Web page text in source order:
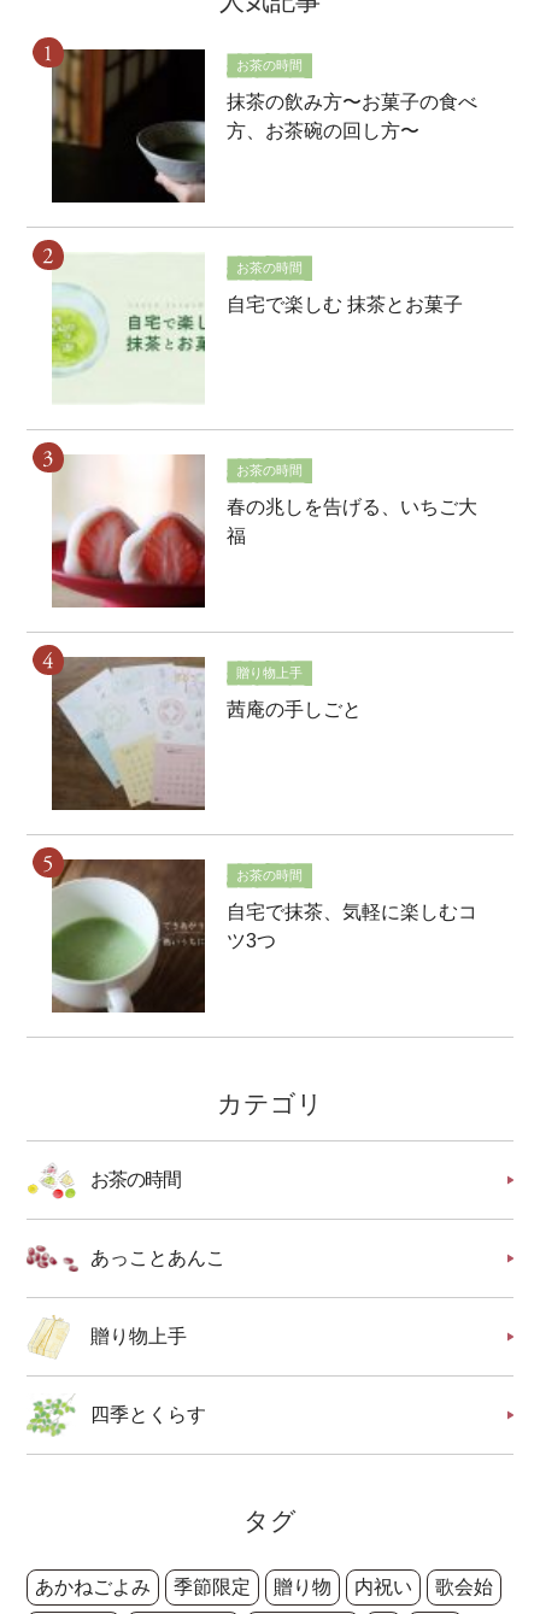
お茶の時間
抹茶の飲み方〜お菓子の食べ
方、お茶碗の回し方〜
お茶の時間
自宅で楽しむ 抹茶とお菓子
お茶の時間
春の兆しを告げる、いちご大
福
贈り物上手
茜庵の手しごと
お茶の時間
自宅で抹茶、気軽に楽しむコ
ツ3つ
カテゴリ
お茶の時間
あっことあんこ
贈り物上手
四季とくらす
タグ
あかねごよみ 季節限定 贈り物 内祝い 歌会始